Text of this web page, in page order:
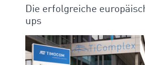
Die erfolgreiche
ups